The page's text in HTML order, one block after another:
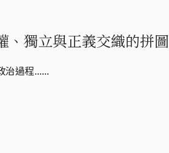
、獨立與正義交織的拼圖
治過程......